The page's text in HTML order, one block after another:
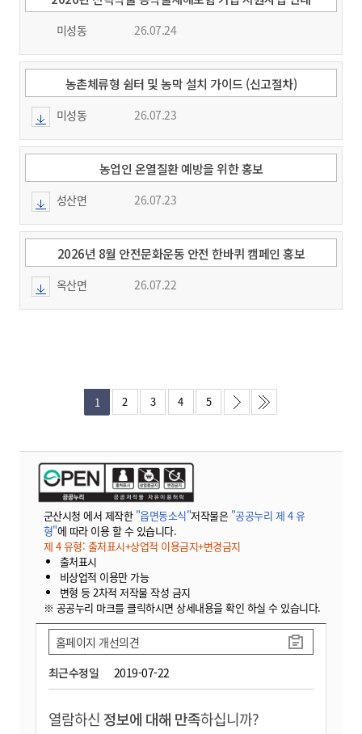
미성동 26.07.24
농촌체류형 쉼터 및 농막 설치 가이드 (신고절차)
미성동 26.07.23
농업인 온열질환 예방을 위한 홍보
성산면 26.07.23
2026년 8월 안전문화운동 안전 한바퀴 캠페인 홍보
옥산면 26.07.22
1 2 3 4 5
군산시청 에서 제작한 "읍면동소식"저작물은 "공공누리 제 4 유
형"에 따라 이용 할 수 있습니다.
제 4 유형: 출처표시+상업적 이용금지+변경금지
출처표시
비상업적 이용만 가능
변형 등 2차적 저작물 작성 금지
※ 공공누리 마크를 클릭하시면 상세내용을 확인 하실 수 있습니다.
최근수정일 2019-07-22
홈페이지 개선의견
열람하신 정보에 대해 만족하십니까?